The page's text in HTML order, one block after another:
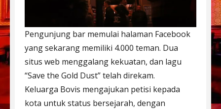
Pengunjung bar memulai halaman Facebook
yang sekarang memiliki 4.000 teman. Dua
situs web menggalang kekuatan, dan lagu
“Save the Gold Dust” telah direkam.
Keluarga Bovis mengajukan petisi kepada
kota untuk status bersejarah, dengan